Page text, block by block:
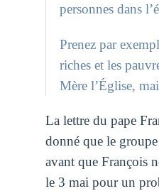
personnes dans
Prenez par
riches et les
Mère l’Église,
La lettre du pape
donné que le
avant que François
le 3 mai pour un